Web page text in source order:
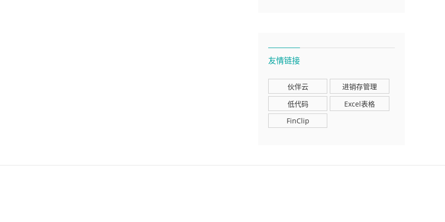
友情链接
伙伴云
进销存管理
低代码
Excel表格
FinClip